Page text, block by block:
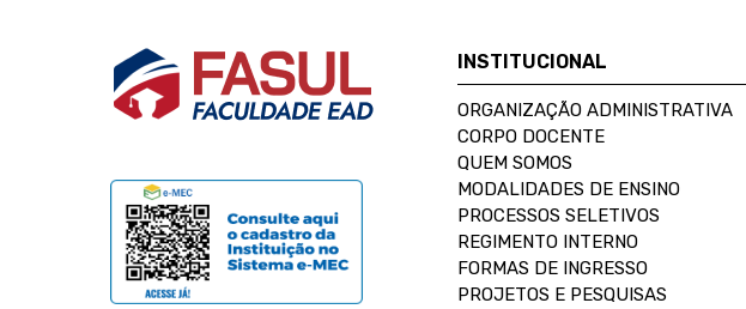
INSTITUCIONAL
ORGANIZAÇÃO ADMINISTRATIVA
CORPO DOCENTE
QUEM SOMOS
MODALIDADES DE ENSINO
PROCESSOS SELETIVOS
REGIMENTO INTERNO
FORMAS DE INGRESSO
PROJETOS E PESQUISAS